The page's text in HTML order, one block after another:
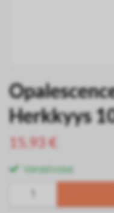
Herkkyys
15,93 €
Varastossa: